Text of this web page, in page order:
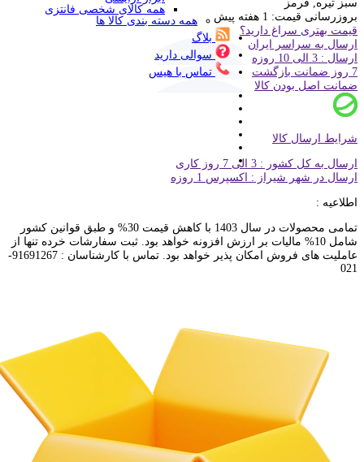
همه کالای شخصی فانتزی
همه دسته بندی کالا ها
بلاگ
سوالی دارید
تماس با هیس
سبز تیره, قرمز
بروزرسانی قیمت: 1 هفته پیش
قیمت بهتری سراغ دارید؟
ارسال به سراسر ایران
ارسال : 3 الی 10 روزه
7 روز ضمانت بازگشت
ضمانت اصل بودن کالا
شرایط ارسال کالا
ارسال به کل کشور : 3 الی 7 روز کاری
ارسال در شهر شیراز : اکسپرس 1 روزه
اطلاعیه :
تمامی محصولات در سال 1403 با کاهش قیمت 30% و طبق قوانین کشور
شامل 10% مالیات بر ارزش افزونه خواهد بود. ثبت سفارشات خرده تنها از
عاملیت های فروش امکان پذیر خواهد بود. تماس با کارشناسان : 91691267-
021